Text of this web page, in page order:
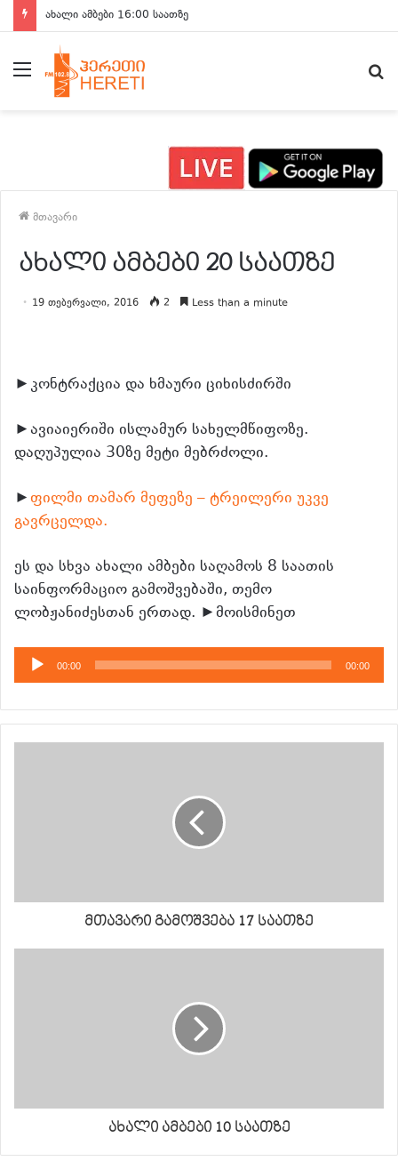
ახალი ამბები 16:00 საათზე
მენიუ
მთავარი
ახალი ამბები 20 საათზე
19 თებერვალი, 2016 2 Less than a minute
►კონტრაქცია და ხმაური ციხისძირში
►ავიაიერიში ისლამურ სახელმწიფოზე.
დაღუპულია 30ზე მეტი მებრძოლი.
►ფილმი თამარ მეფეზე – ტრეილერი უკვე
გავრცელდა.
ეს და სხვა ახალი ამბები საღამოს 8 საათის
საინფორმაციო გამოშვებაში, თემო
ლობჟანიძესთან ერთად. ►მოისმინეთ
აუდიო
დამკვრელი
00:00 00:00
მთავარი გამოშვება 17 საათზე
ახალი ამბები 10 საათზე